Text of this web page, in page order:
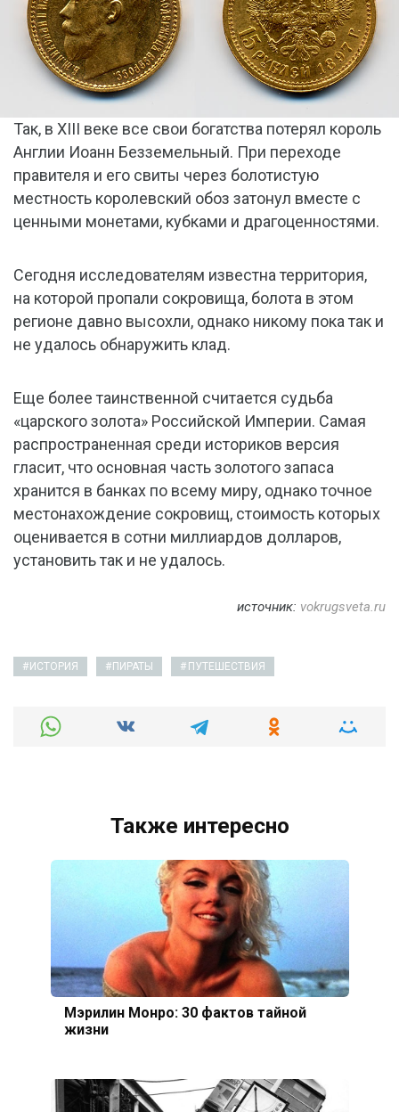
Так, в XIII веке все свои богатства потерял король
Англии Иоанн Безземельный. При переходе
правителя и его свиты через болотистую
местность королевский обоз затонул вместе с
ценными монетами, кубками и драгоценностями.
Сегодня исследователям известна территория,
на которой пропали сокровища, болота в этом
регионе давно высохли, однако никому пока так и
не удалось обнаружить клад.
Еще более таинственной считается судьба
«царского золота» Российской Империи. Самая
распространенная среди историков версия
гласит, что основная часть золотого запаса
хранится в банках по всему миру, однако точное
местонахождение сокровищ, стоимость которых
оценивается в сотни миллиардов долларов,
установить так и не удалось.
источник: vokrugsveta.ru
ИСТОРИЯ ПИРАТЫ ПУТЕШЕСТВИЯ
Также интересно
Мэрилин Монро: 30 фактов тайной
жизни